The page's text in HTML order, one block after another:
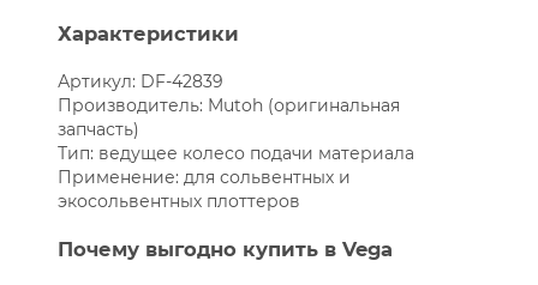
Характеристики
Артикул: DF-42839
Производитель: Mutoh (оригинальная
запчасть)
Тип: ведущее колесо подачи материала
Применение: для сольвентных и
экосольвентных плоттеров
Почему выгодно купить в Vega